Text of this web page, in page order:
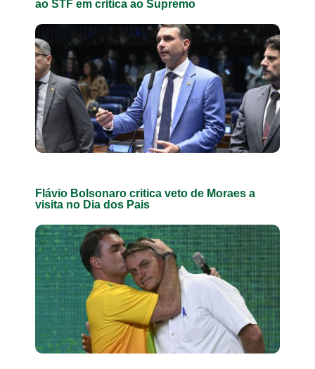
ao STF em crítica ao Supremo
Flávio Bolsonaro critica veto de Moraes a
visita no Dia dos Pais